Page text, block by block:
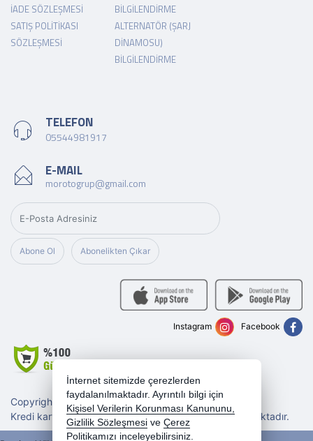
İADE SÖZLEŞMESI
SATIŞ POLITIKASI
SÖZLEŞMESI
BILGILENDIRME
ALTERNATÖR (ŞARJ
DINAMOSU)
BILGILENDIRME
TELEFON
05544981917
E-MAIL
morotogrup@gmail.com
Abone Ol Abonelikten Çıkar
Copyright 2026 morotogrup.com - Tüm hakları saklıdır.
Kredi kartı bilgileriniz 256bit SSL sertifikası ile korunmaktadır.
Facebook
Instagram
İnternet sitemizde çerezlerden
faydalanılmaktadır. Ayrıntılı bilgi için
Kişisel Verilerin Korunması Kanununu,
Gizlilik Sözleşmesi ve Çerez
Politikamızı inceleyebilirsiniz.